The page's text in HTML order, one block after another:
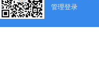
管理登录